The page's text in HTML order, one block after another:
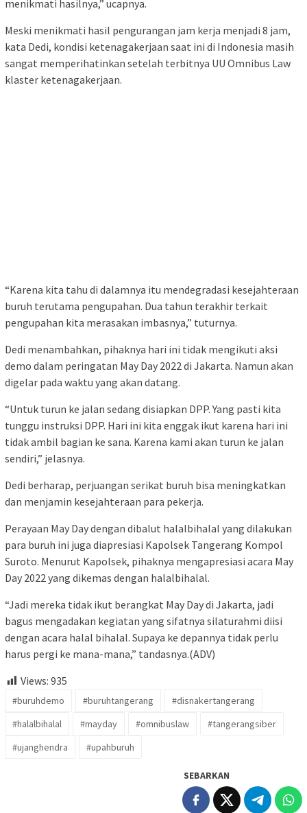
menikmati hasilnya,” ucapnya.
Meski menikmati hasil pengurangan jam kerja menjadi 8 jam,
kata Dedi, kondisi ketenagakerjaan saat ini di Indonesia masih
sangat memperihatinkan setelah terbitnya UU Omnibus Law
klaster ketenagakerjaan.
“Karena kita tahu di dalamnya itu mendegradasi kesejahteraan
buruh terutama pengupahan. Dua tahun terakhir terkait
pengupahan kita merasakan imbasnya,” tuturnya.
Dedi menambahkan, pihaknya hari ini tidak mengikuti aksi
demo dalam peringatan May Day 2022 di Jakarta. Namun akan
digelar pada waktu yang akan datang.
“Untuk turun ke jalan sedang disiapkan DPP. Yang pasti kita
tunggu instruksi DPP. Hari ini kita enggak ikut karena hari ini
tidak ambil bagian ke sana. Karena kami akan turun ke jalan
sendiri,” jelasnya.
Dedi berharap, perjuangan serikat buruh bisa meningkatkan
dan menjamin kesejahteraan para pekerja.
Perayaan May Day dengan dibalut halalbihalal yang dilakukan
para buruh ini juga diapresiasi Kapolsek Tangerang Kompol
Suroto. Menurut Kapolsek, pihaknya mengapresiasi acara May
Day 2022 yang dikemas dengan halalbihalal.
“Jadi mereka tidak ikut berangkat May Day di Jakarta, jadi
bagus mengadakan kegiatan yang sifatnya silaturahmi diisi
dengan acara halal bihalal. Supaya ke depannya tidak perlu
harus pergi ke mana-mana,” tandasnya.(ADV)
Views: 935
#buruhdemo #buruhtangerang
#disnakertangerang
#halalbihalal
#mayday #omnibuslaw
#tangerangsiber
#ujanghendra
#upahburuh
SEBARKAN